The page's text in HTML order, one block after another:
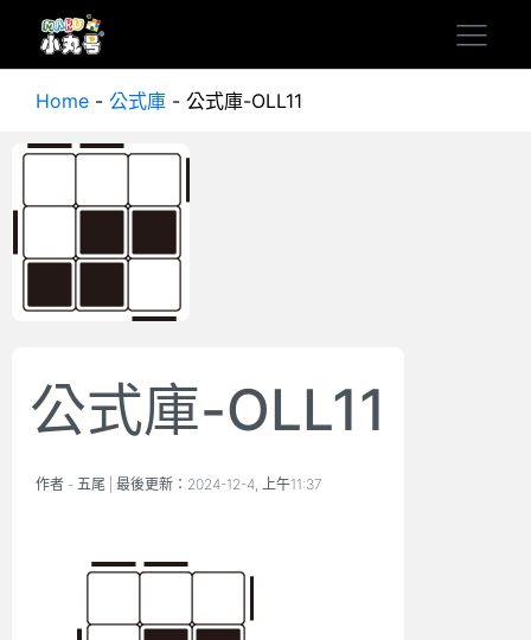
Home - 公式庫 - 公式庫-OLL11
公式庫-OLL11
作者 - 五尾 | 最後更新： 2024-12-4, 上午11:37